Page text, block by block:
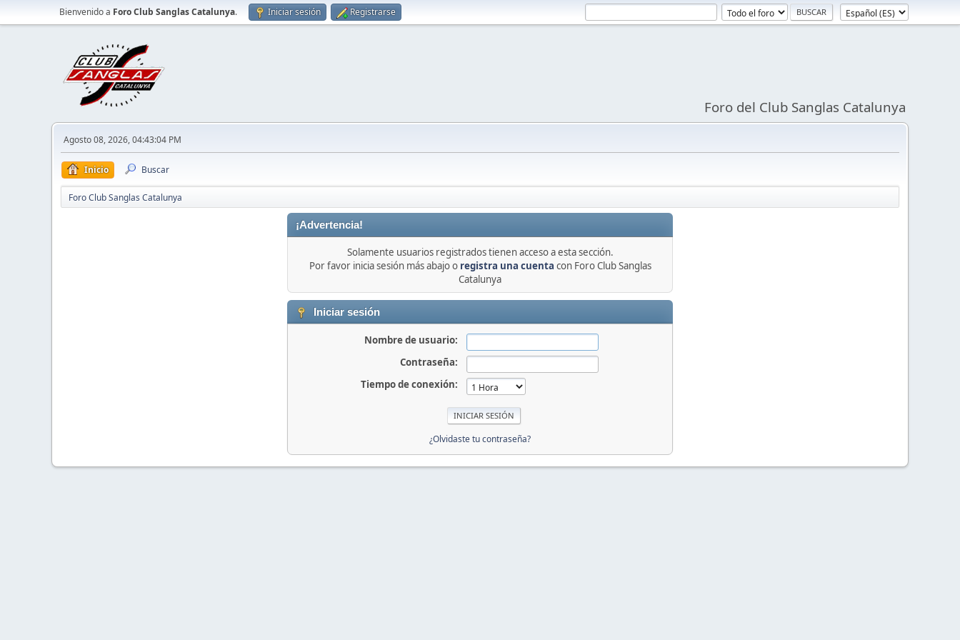
Bienvenido a Foro Club Sanglas Catalunya. Iniciar sesión Registrarse
Foro del Club Sanglas Catalunya
Agosto 08, 2026, 04:43:04 PM
Inicio Buscar
Foro Club Sanglas Catalunya
¡Advertencia!
Solamente usuarios registrados tienen acceso a esta sección.
Por favor inicia sesión más abajo o registra una cuenta con Foro Club Sanglas
Catalunya
Iniciar sesión
Nombre de usuario:
Contraseña:
Tiempo de conexión:
¿Olvidaste tu contraseña?